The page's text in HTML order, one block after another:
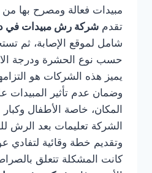
مبيدات فعالة ومصرح بها
تقدم شركة رش مبيدات في
شامل لموقع الإصابة، ثم
حسب نوع الحشرة ودرجة
يميز هذه الشركات هو
وضمان عدم تأثير
المكان، خاصة الأطفال
الشركة تعليمات بعد الرش
وتقديم خطة وقائية لتفادي
كانت المشكلة تتعلق